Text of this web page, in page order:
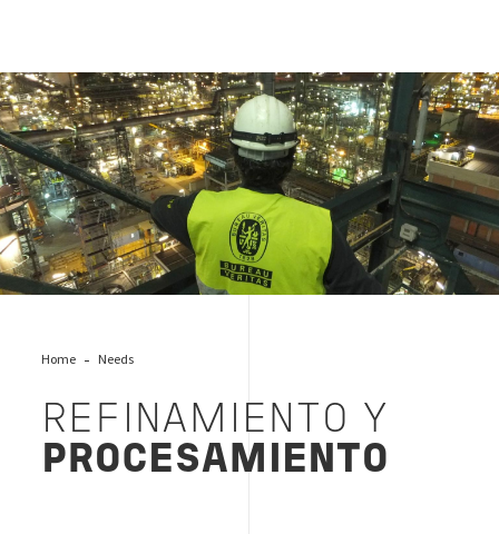
REFINAMIENTO Y PROCESAMIENTO BV
Home Needs
REFINAMIENTO Y
PROCESAMIENTO